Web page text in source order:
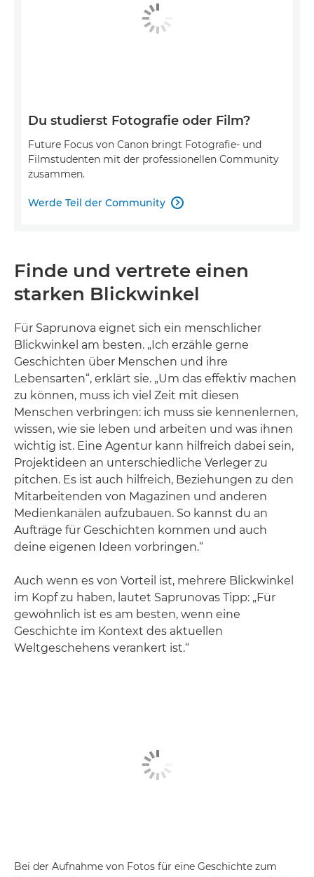
Du studierst Fotografie oder Film?
Future Focus von Canon bringt Fotografie- und
Filmstudenten mit der professionellen Community
zusammen.
Werde Teil der Community 
Finde und vertrete einen
starken Blickwinkel
Für Saprunova eignet sich ein menschlicher
Blickwinkel am besten. „Ich erzähle gerne
Geschichten über Menschen und ihre
Lebensarten“, erklärt sie. „Um das effektiv machen
zu können, muss ich viel Zeit mit diesen
Menschen verbringen: ich muss sie kennenlernen,
wissen, wie sie leben und arbeiten und was ihnen
wichtig ist. Eine Agentur kann hilfreich dabei sein,
Projektideen an unterschiedliche Verleger zu
pitchen. Es ist auch hilfreich, Beziehungen zu den
Mitarbeitenden von Magazinen und anderen
Medienkanälen aufzubauen. So kannst du an
Aufträge für Geschichten kommen und auch
deine eigenen Ideen vorbringen.“
Auch wenn es von Vorteil ist, mehrere Blickwinkel
im Kopf zu haben, lautet Saprunovas Tipp: „Für
gewöhnlich ist es am besten, wenn eine
Geschichte im Kontext des aktuellen
Weltgeschehens verankert ist.“
Bei der Aufnahme von Fotos für eine Geschichte zum